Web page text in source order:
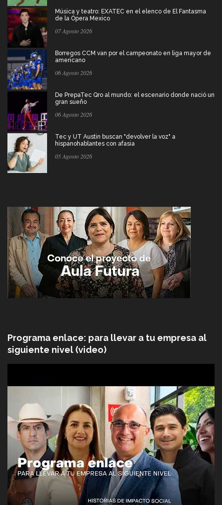
Música y teatro: EXATEC en el elenco de El Fantasma
de la Ópera Mexico
07 Agosto 2026
Borregos CCM van por el campeonato en liga mayor de
americano
06 Agosto 2026
De PrepaTec Qro al mundo: el escenario donde nació un
gran sueño
06 Agosto 2026
Tec y UT Austin buscan "devolver la voz" a
hispanohablantes con afasia
05 Agosto 2026
Programa enlace: para llevar a tu empresa al
siguiente nivel (video)